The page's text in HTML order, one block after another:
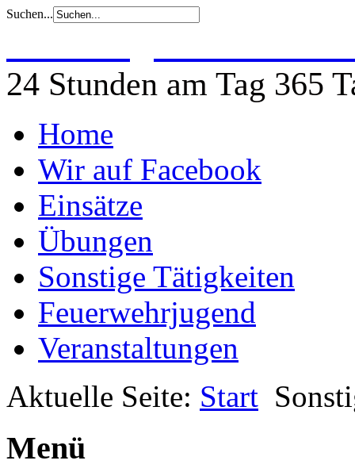
Suchen...
24 Stunden am Tag 365
Home
Wir auf Facebook
Einsätze
Übungen
Sonstige Tätigkeiten
Feuerwehrjugend
Veranstaltungen
Aktuelle Seite: Start
Menü